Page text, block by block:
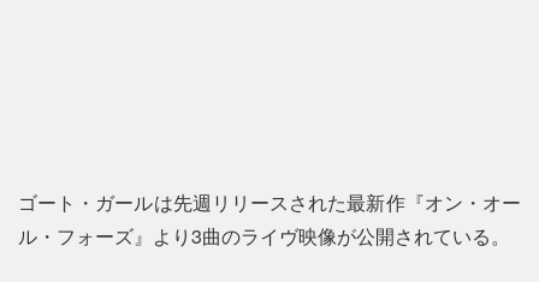
ゴート・ガールは先週リリースされた最新作『オン・オー
ル・フォーズ』より3曲のライヴ映像が公開されている。